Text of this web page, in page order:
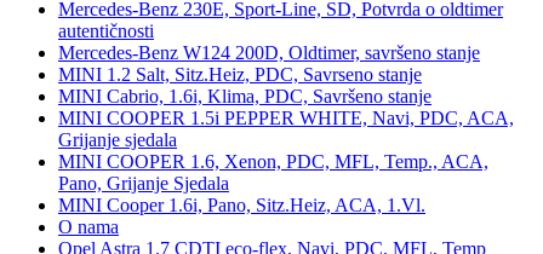
Mercedes-Benz 230E, Sport-Line, SD, Potvrda o oldtimer
autentičnosti
Mercedes-Benz W124 200D, Oldtimer, savršeno stanje
MINI 1.2 Salt, Sitz.Heiz, PDC, Savrseno stanje
MINI Cabrio, 1.6i, Klima, PDC, Savršeno stanje
MINI COOPER 1.5i PEPPER WHITE, Navi, PDC, ACA,
Grijanje sjedala
MINI COOPER 1.6, Xenon, PDC, MFL, Temp., ACA,
Pano, Grijanje Sjedala
MINI Cooper 1.6i, Pano, Sitz.Heiz, ACA, 1.Vl.
O nama
Opel Astra 1.7 CDTI eco-flex, Navi, PDC, MFL, Temp